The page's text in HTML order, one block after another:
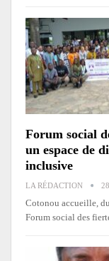
Forum social
un espace de
inclusive
LA RÉDACTION
Cotonou accueille,
Forum social des